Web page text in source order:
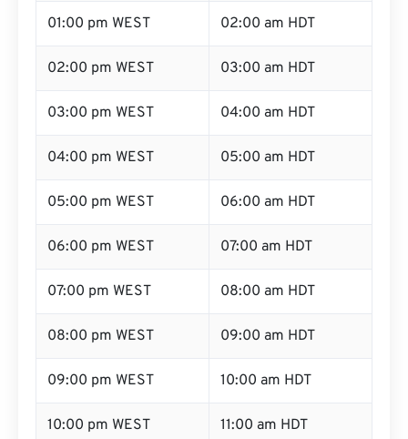
01:00 pm WEST 02:00 am HDT
02:00 pm WEST 03:00 am HDT
03:00 pm WEST 04:00 am HDT
04:00 pm WEST 05:00 am HDT
05:00 pm WEST 06:00 am HDT
06:00 pm WEST 07:00 am HDT
07:00 pm WEST 08:00 am HDT
08:00 pm WEST 09:00 am HDT
09:00 pm WEST 10:00 am HDT
10:00 pm WEST 11:00 am HDT